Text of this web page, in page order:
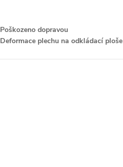
Poškozeno dopravou
Deformace plechu na odkládací ploše